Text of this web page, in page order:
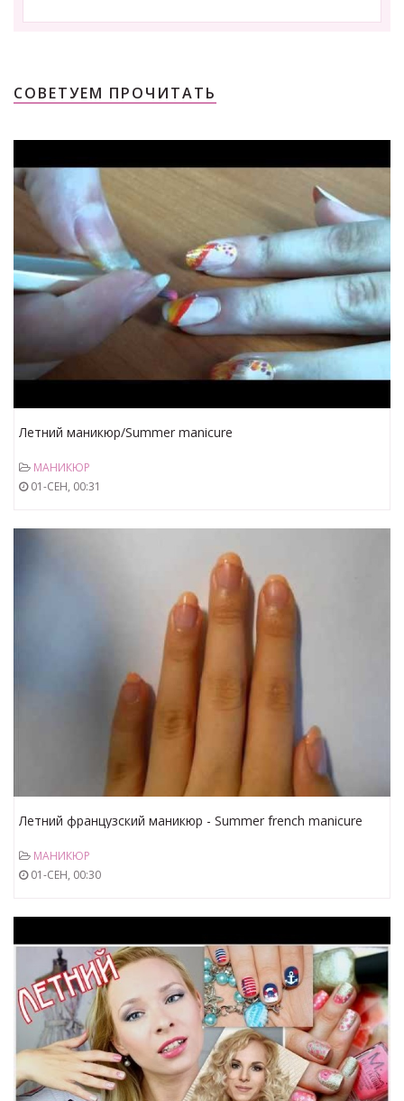
СОВЕТУЕМ ПРОЧИТАТЬ
Летний маникюр/Summer manicure
МАНИКЮР
01-СЕН, 00:31
Летний французский маникюр - Summer french manicure
МАНИКЮР
01-СЕН, 00:30